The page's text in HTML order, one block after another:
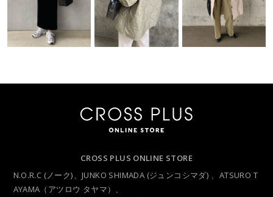
CROSS PLUS ONLINE STORE
N.O.R.C (ノーク)、JUNKO SHIMADA (ジュンコシマダ) 、ATSURO T
AYAMA（アツロウ タヤマ）、